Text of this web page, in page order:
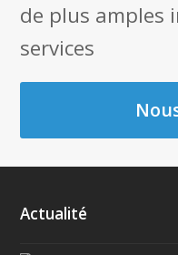
de plus amples
services
Actualité